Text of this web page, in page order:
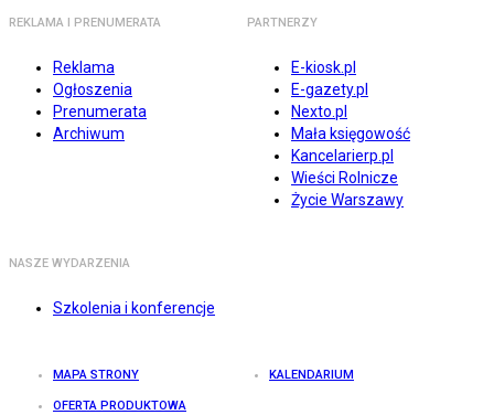
REKLAMA I PRENUMERATA
Reklama
Ogłoszenia
Prenumerata
Archiwum
PARTNERZY
E-kiosk.pl
E-gazety.pl
Nexto.pl
Mała księgowość
Kancelarierp.pl
Wieści Rolnicze
Życie Warszawy
NASZE WYDARZENIA
Szkolenia i konferencje
MAPA STRONY KALENDARIUM
OFERTA PRODUKTOWA